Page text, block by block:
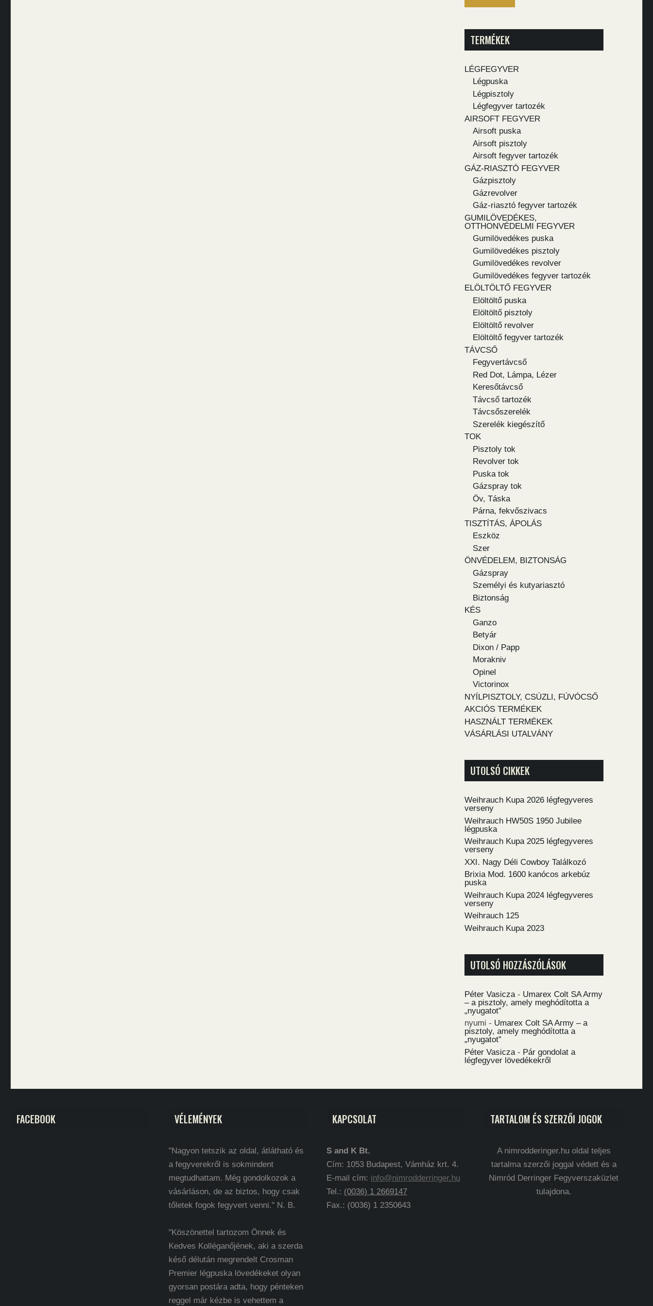
TERMÉKEK
LÉGFEGYVER
Légpuska
Légpisztoly
Légfegyver tartozék
AIRSOFT FEGYVER
Airsoft puska
Airsoft pisztoly
Airsoft fegyver tartozék
GÁZ-RIASZTÓ FEGYVER
Gázpisztoly
Gázrevolver
Gáz-riasztó fegyver tartozék
GUMILÖVEDÉKES,
OTTHONVÉDELMI FEGYVER
Gumilövedékes puska
Gumilövedékes pisztoly
Gumilövedékes revolver
Gumilövedékes fegyver tartozék
ELÖLTÖLTŐ FEGYVER
Elöltöltő puska
Elöltöltő pisztoly
Elöltöltő revolver
Elöltöltő fegyver tartozék
TÁVCSŐ
Fegyvertávcső
Red Dot, Lámpa, Lézer
Keresőtávcső
Távcső tartozék
Távcsőszerelék
Szerelék kiegészítő
TOK
Pisztoly tok
Revolver tok
Puska tok
Gázspray tok
Öv, Táska
Párna, fekvőszivacs
TISZTÍTÁS, ÁPOLÁS
Eszköz
Szer
ÖNVÉDELEM, BIZTONSÁG
Gázspray
Személyi és kutyariasztó
Biztonság
KÉS
Ganzo
Betyár
Dixon / Papp
Morakniv
Opinel
Victorinox
NYÍLPISZTOLY, CSÚZLI, FÚVÓCSŐ
AKCIÓS TERMÉKEK
HASZNÁLT TERMÉKEK
VÁSÁRLÁSI UTALVÁNY
UTOLSÓ CIKKEK
Weihrauch Kupa 2026 légfegyveres
verseny
Weihrauch HW50S 1950 Jubilee
légpuska
Weihrauch Kupa 2025 légfegyveres
verseny
XXI. Nagy Déli Cowboy Találkozó
Brixia Mod. 1600 kanócos arkebúz
puska
Weihrauch Kupa 2024 légfegyveres
verseny
Weihrauch 125
Weihrauch Kupa 2023
UTOLSÓ HOZZÁSZÓLÁSOK
Péter Vasicza - Umarex Colt SA Army
– a pisztoly, amely meghódította a
„nyugatot”
nyumi - Umarex Colt SA Army – a
pisztoly, amely meghódította a
„nyugatot”
Péter Vasicza - Pár gondolat a
légfegyver lövedékekről
FACEBOOK VÉLEMÉNYEK
"Nagyon tetszik az oldal, átlátható és
a fegyverekről is sokmindent
megtudhattam. Még gondolkozok a
vásárláson, de az biztos, hogy csak
tőletek fogok fegyvert venni." N. B.
"Köszönettel tartozom Önnek és
Kedves Kolléganőjének, aki a szerda
késő délután megrendelt Crosman
Premier légpuska lövedékeket olyan
gyorsan postára adta, hogy pénteken
reggel már kézbe is vehettem a
KAPCSOLAT
S and K Bt.
Cím: 1053 Budapest, Vámház krt. 4.
E-mail cím: info@nimrodderringer.hu
Tel.: (0036) 1 2669147
Fax.: (0036) 1 2350643
TARTALOM ÉS SZERZŐI JOGOK
A nimrodderinger.hu oldal teljes
tartalma szerzői joggal védett és a
Nimród Derringer Fegyverszaküzlet
tulajdona.